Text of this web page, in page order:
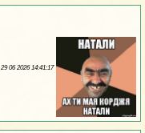
29 06 2026 14:41:17